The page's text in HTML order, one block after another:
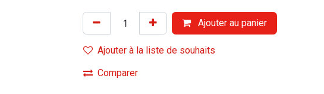
Ajouter au panier
Ajouter à la liste de souhaits
Comparer